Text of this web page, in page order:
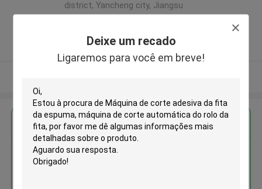
Deixe um recado
Ligaremos para você em breve!
district, Yancheng city, Jiangsu
Fornecedor verificado
Obter o melhor preço para
Máquina de corte adesiva da fita